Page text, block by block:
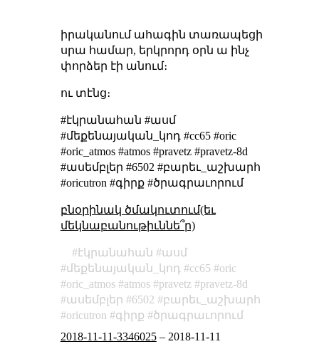
իրականում ահագին տառապեցի
սրա համար, երկրորդ օրն ա ինչ
փորձեր էի անում։
ու տէնց։
#էկրանահան #ասմ
#մեքենայական_կոդ #cc65 #oric
#oric_atmos #atmos #pravetz #pravetz-8d
#ասեմբլեր #6502 #բարեւ_աշխարհ
#oricutron #գիրք #ծրագրաւորում
բնօրինակ ծմակուտում(եւ
մեկնաբանութիւննե՞ր)
էկրանահան
ասմ
մեքենայական_կոդ
cc65
oric
oric_atmos
atmos pravetz
pravetz-8d
ասեմբլեր
6502
բարեւ_աշխարհ
oricutron
գիրք
ծրագրաւորում
2018-11-11-3346025– 2018-11-11